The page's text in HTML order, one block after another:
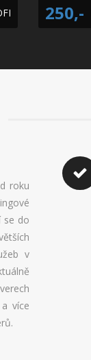
250,-
roku
se do
v
více